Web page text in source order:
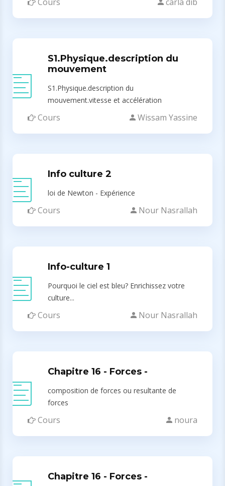
S1.Physique.description du
mouvement
S1.Physique.description du
mouvement.vitesse et accélération
Cours Wissam Yassine
Info culture 2
loi de Newton - Expérience
Cours Nour Nasrallah
Info-culture 1
Pourquoi le ciel est bleu? Enrichissez votre
culture...
Cours Nour Nasrallah
Chapitre 16 - Forces -
composition de forces ou resultante de
forces
Cours noura
Chapitre 16 - Forces -